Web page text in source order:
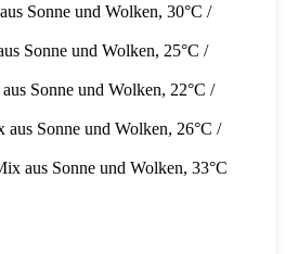
Sonne und Wolken, 30°C /
Sonne und Wolken, 25°C /
Sonne und Wolken, 22°C /
aus Sonne und Wolken, 26°C /
aus Sonne und Wolken, 33°C